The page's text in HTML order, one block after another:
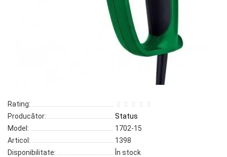
Rating:
Producător:
Status
Model:
1702-15
Articol:
1398
Disponibilitate:
În stock